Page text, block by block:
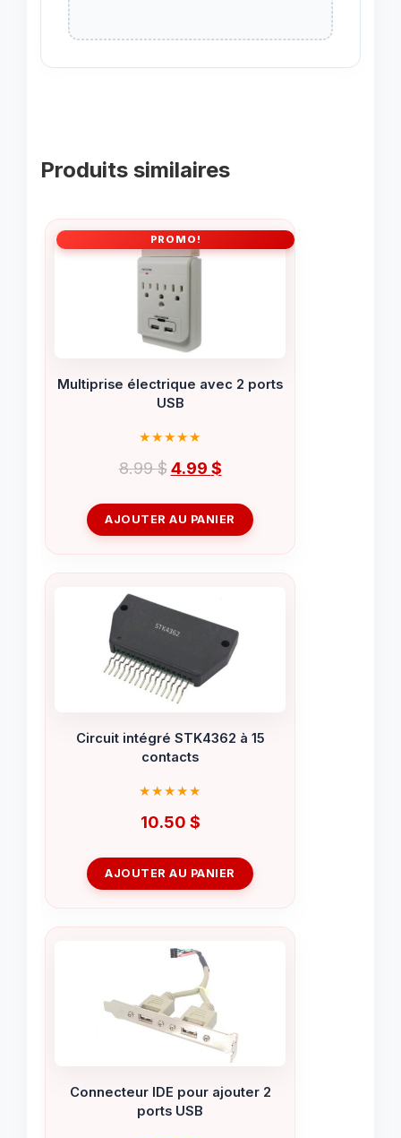
Produits similaires
PROMO!
Multiprise électrique avec 2 ports
USB
8.99$ Le
initial
8.99 $.
4.99 $Le
actuel
4.99 $.
AJOUTER AU PANIER
Circuit intégré STK4362 à 15
contacts
10.50 $
AJOUTER AU PANIER
Connecteur IDE pour ajouter 2
ports USB